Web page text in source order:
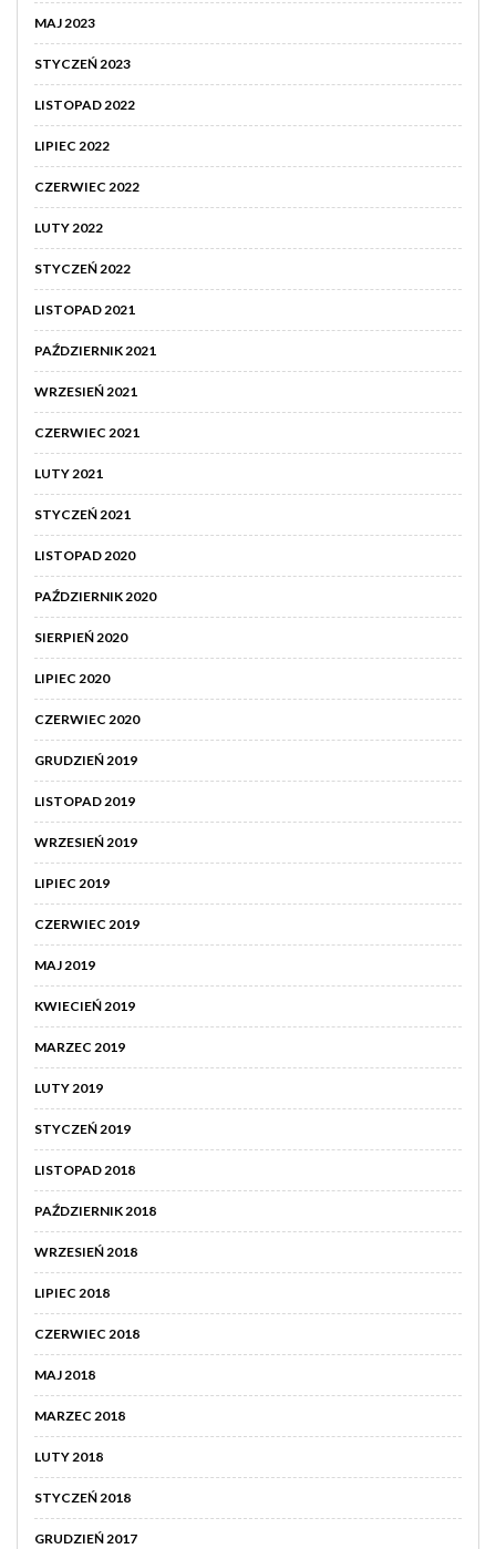
MAJ 2023
STYCZEŃ 2023
LISTOPAD 2022
LIPIEC 2022
CZERWIEC 2022
LUTY 2022
STYCZEŃ 2022
LISTOPAD 2021
PAŹDZIERNIK 2021
WRZESIEŃ 2021
CZERWIEC 2021
LUTY 2021
STYCZEŃ 2021
LISTOPAD 2020
PAŹDZIERNIK 2020
SIERPIEŃ 2020
LIPIEC 2020
CZERWIEC 2020
GRUDZIEŃ 2019
LISTOPAD 2019
WRZESIEŃ 2019
LIPIEC 2019
CZERWIEC 2019
MAJ 2019
KWIECIEŃ 2019
MARZEC 2019
LUTY 2019
STYCZEŃ 2019
LISTOPAD 2018
PAŹDZIERNIK 2018
WRZESIEŃ 2018
LIPIEC 2018
CZERWIEC 2018
MAJ 2018
MARZEC 2018
LUTY 2018
STYCZEŃ 2018
GRUDZIEŃ 2017